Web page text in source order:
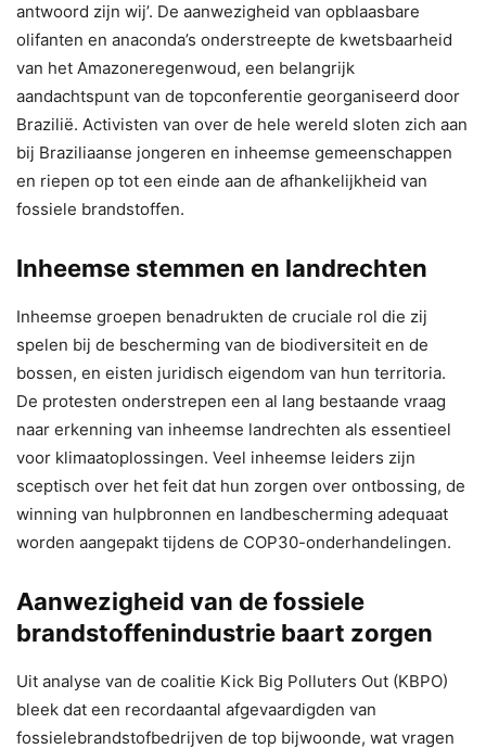
antwoord zijn wij’. De aanwezigheid van opblaasbare
olifanten en anaconda’s onderstreepte de kwetsbaarheid
van het Amazoneregenwoud, een belangrijk
aandachtspunt van de topconferentie georganiseerd door
Brazilië. Activisten van over de hele wereld sloten zich aan
bij Braziliaanse jongeren en inheemse gemeenschappen
en riepen op tot een einde aan de afhankelijkheid van
fossiele brandstoffen.
Inheemse stemmen en landrechten
Inheemse groepen benadrukten de cruciale rol die zij
spelen bij de bescherming van de biodiversiteit en de
bossen, en eisten juridisch eigendom van hun territoria.
De protesten onderstrepen een al lang bestaande vraag
naar erkenning van inheemse landrechten als essentieel
voor klimaatoplossingen. Veel inheemse leiders zijn
sceptisch over het feit dat hun zorgen over ontbossing, de
winning van hulpbronnen en landbescherming adequaat
worden aangepakt tijdens de COP30-onderhandelingen.
Aanwezigheid van de fossiele
brandstoffenindustrie baart zorgen
Uit analyse van de coalitie Kick Big Polluters Out (KBPO)
bleek dat een recordaantal afgevaardigden van
fossielebrandstofbedrijven de top bijwoonde, wat vragen